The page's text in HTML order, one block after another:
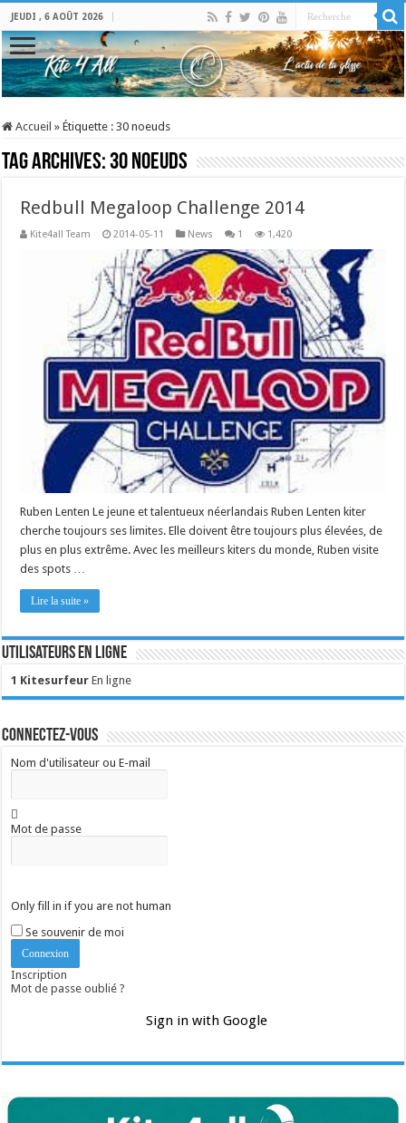
JEUDI , 6 AOÛT 2026
Accueil » Étiquette :30 noeuds
Tag Archives:30 noeuds
Redbull Megaloop Challenge 2014
Kite4all Team 2014-05-11 News 1 1,420
Ruben Lenten Le jeune et talentueux néerlandais Ruben Lenten kiter
cherche toujours ses limites. Elle doivent être toujours plus élevées, de
plus en plus extrême. Avec les meilleurs kiters du monde, Ruben visite
des spots …
Lire la suite »
Utilisateurs en ligne
1 Kitesurfeur En ligne
Connectez-vous
Nom d'utilisateur ou E-mail
Mot de passe
Only fill in if you are not human
Se souvenir de moi
Inscription
Mot de passe oublié ?
Sign in with Google